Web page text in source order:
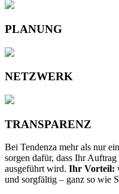
PLANUNG
NETZWERK
TRANSPARENZ
Bei Tendenza mehr als nur
sorgen dafür, dass Ihr
ausgeführt wird. Ihr Vorteil:
und sorgfältig – ganz so wie